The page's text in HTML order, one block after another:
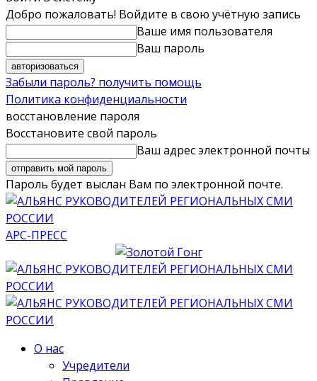
Добро пожаловать! Войдите в свою учётную запись
Ваше имя пользователя
Ваш пароль
Забыли пароль? получить помощь
Политика конфиденциальности
восстановление пароля
Восстановите свой пароль
Ваш адрес электронной почты
Пароль будет выслан Вам по электронной почте.
АРС-ПРЕСС
О нас
Учредители